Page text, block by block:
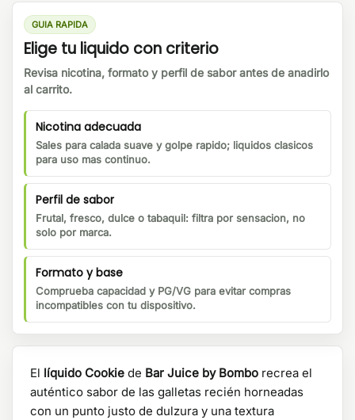
GUIA RAPIDA
Elige tu liquido con criterio
Revisa nicotina, formato y perfil de sabor antes de anadirlo
al carrito.
Nicotina adecuada
Sales para calada suave y golpe rapido; liquidos clasicos
para uso mas continuo.
Perfil de sabor
Frutal, fresco, dulce o tabaquil: filtra por sensacion, no
solo por marca.
Formato y base
Comprueba capacidad y PG/VG para evitar compras
incompatibles con tu dispositivo.
El líquido Cookie de Bar Juice by Bombo recrea el
auténtico sabor de las galletas recién horneadas
con un punto justo de dulzura y una textura